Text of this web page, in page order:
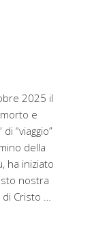
2025 il
e
“viaggio”
della
ha iniziato
nostra
di Cristo …